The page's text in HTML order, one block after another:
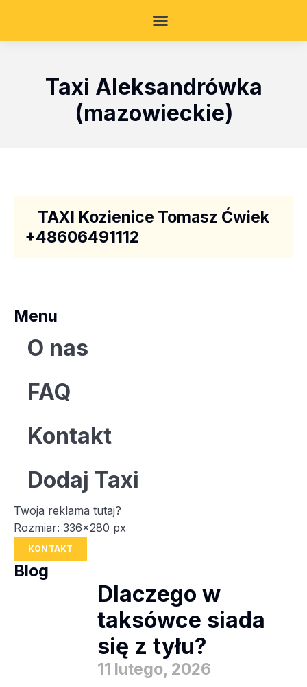
Taxi Aleksandrówka
(mazowieckie)
TAXI Kozienice Tomasz Ćwiek
+48606491112
Menu
O nas
FAQ
Kontakt
Dodaj Taxi
Twoja reklama tutaj?
Rozmiar: 336x280 px
KONTAKT
Blog
Dlaczego w
taksówce siada
się z tyłu?
11 lutego, 2026